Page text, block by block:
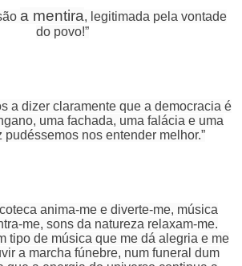
a mentira, legitimada pela vontade
do povo!”
a dizer claramente que a democracia é
uma fachada, uma falácia e uma
pudéssemos nos entender melhor.”
anima-me e diverte-me, música
me, sons da natureza relaxam-me.
tipo de música que me dá alegria e me
a marcha fúnebre, num funeral dum